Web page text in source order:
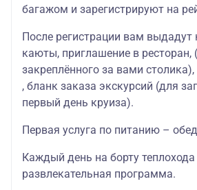
багажом и зарегистрируют на
После регистрации вам
каюты, приглашение в ресторан,
закреплённого за вами столика),
, бланк заказа экскурсий (для
первый день круиза).
Первая услуга по питанию –
Каждый день на борту
развлекательная программа.